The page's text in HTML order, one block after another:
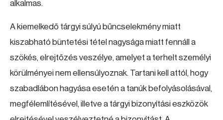
alkalmas.
A kiemelkedő tárgyi súlyú bűncselekmény miatt
kiszabható büntetési tétel nagysága miatt fennáll a
szökés, elrejtőzés veszélye, amelyet a terhelt személyi
körülményei nem ellensúlyoznak. Tartani kell attól, hogy
szabadlábon hagyása esetén a tanúk befolyásolásával,
megfélemlítésével, illetve a tárgyi bizonyítási eszközök